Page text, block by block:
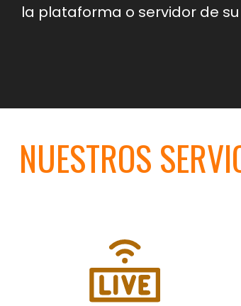
la plataforma o servidor de
NUESTROS